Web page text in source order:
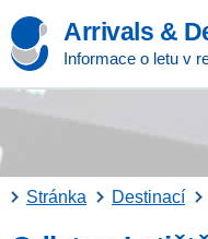
Arrivals &
Informace o letu v
Stránka Destinací